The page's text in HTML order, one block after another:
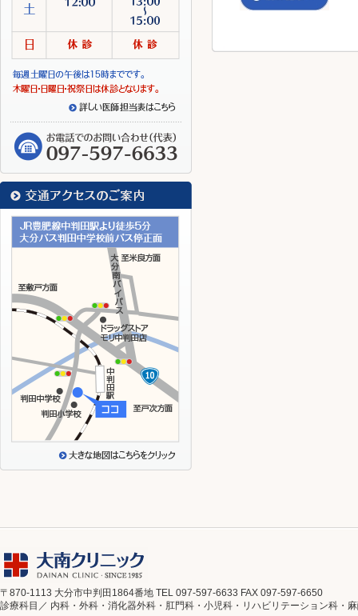
〒870-1113 大分市中判田1864番地 TEL 097-597-6633 FAX 097-597-6650
診療科目／ 内科・外科・消化器外科・肛門科・小児科・リハビリテーション科・